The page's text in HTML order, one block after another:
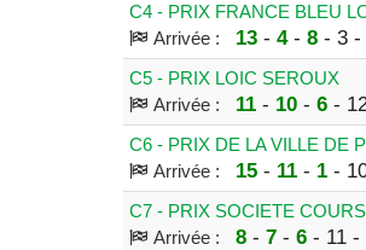
C4 - PRIX FRANCE BLEU
Arrivée :
13- 4- 8- 3 -
C5 - PRIX LOIC SEROUX
Arrivée :
11- 10- 6-
C6 - PRIX DE LA VILLE DE
Arrivée :
15- 11- 1-
C7 - PRIX SOCIETE
Arrivée :
8- 7- 6- 11 -